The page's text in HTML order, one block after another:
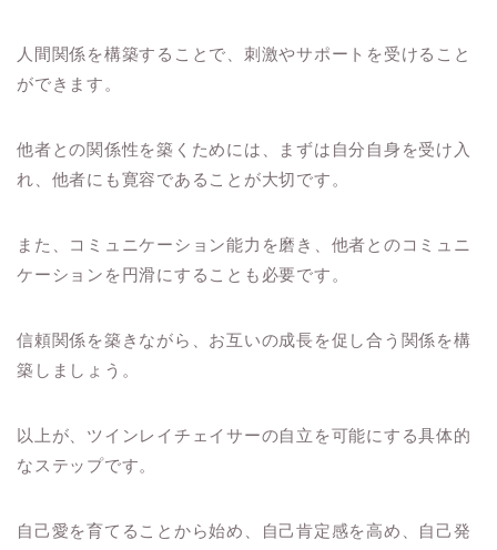
人間関係を構築することで、刺激やサポートを受けること
ができます。
他者との関係性を築くためには、まずは自分自身を受け入
れ、他者にも寛容であることが大切です。
また、コミュニケーション能力を磨き、他者とのコミュニ
ケーションを円滑にすることも必要です。
信頼関係を築きながら、お互いの成長を促し合う関係を構
築しましょう。
以上が、ツインレイチェイサーの自立を可能にする具体的
なステップです。
自己愛を育てることから始め、自己肯定感を高め、自己発